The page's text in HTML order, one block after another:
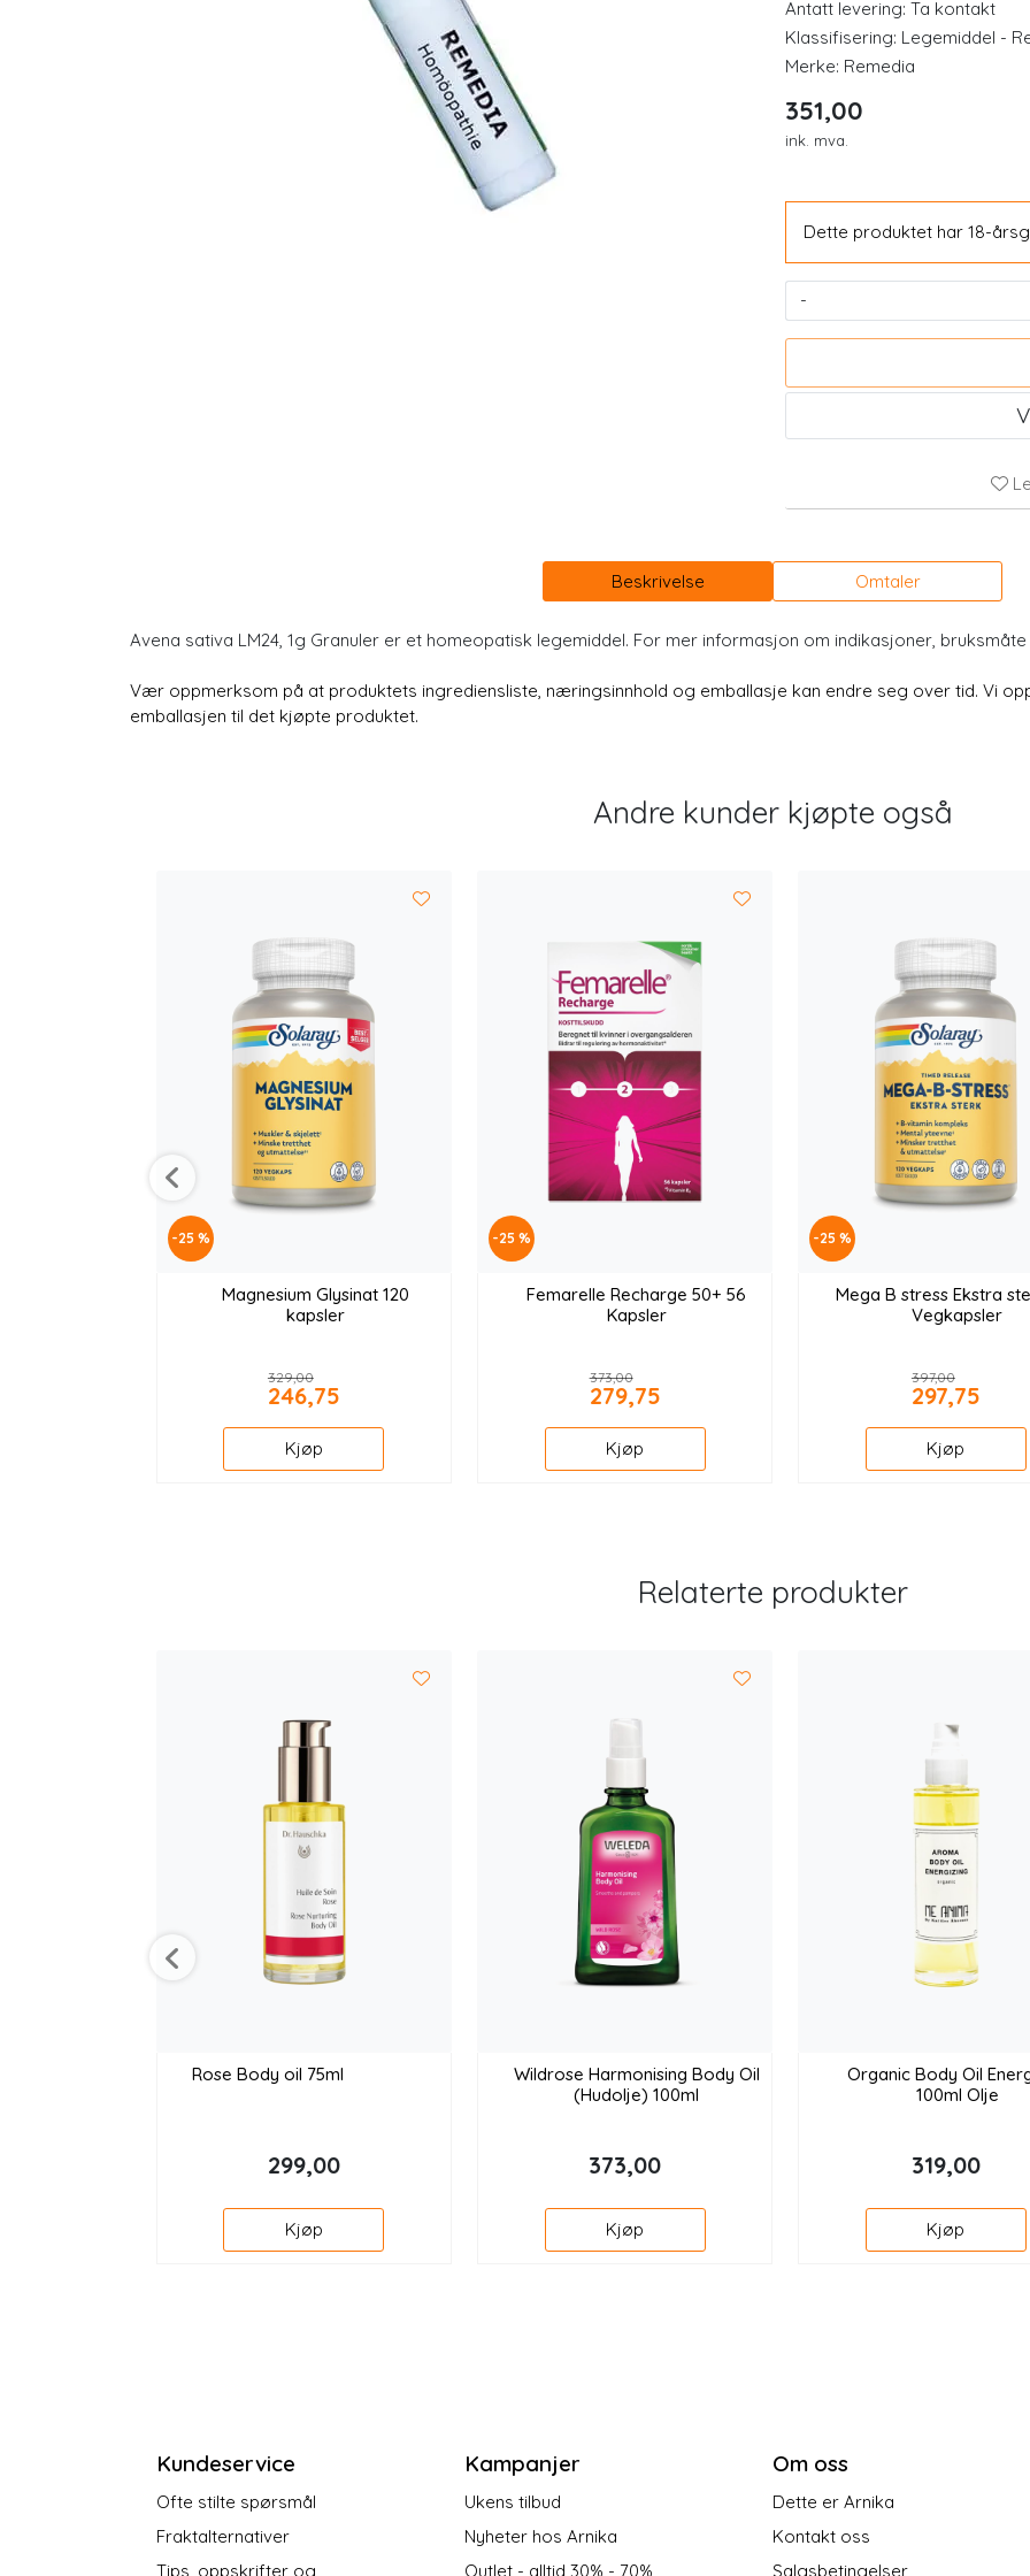
Bio Life Vitamin D3
Kjøp
Antatt levering: Ta kontakt
Klassifisering: Legemiddel -
Merke: Remedia
351,00
ink. mva.
Dette produktet har 18-
-
Beskrivelse Omtaler
Avena sativa LM24, 1g Granuler er et homeopatisk legemiddel. For mer informasjon om indikasjoner,
Vær oppmerksom på at produktets ingrediensliste, næringsinnhold og emballasje kan endre seg over tid. Vi
emballasjen til det kjøpte produktet.
Andre kunder kjøpte også
-25 %
Magnesium Glysinat 120
kapsler
329,00
246,75
Kjøp
-25 %
Femarelle Recharge 50+ 56
Kapsler
373,00
279,75
Kjøp
-25 %
Mega B stress Ekstra
Vegkapsler
397,00
297,75
Kjøp
Relaterte produkter
Rose Body oil 75ml
299,00
Kjøp
Wildrose Harmonising Body Oil
(Hudolje) 100ml
373,00
Kjøp
Organic Body Oil
100ml Olje
319,00
Kjøp
Kundeservice
Ofte stilte spørsmål
Fraktalternativer
Tips, oppskrifter og
Kampanjer
Ukens tilbud
Nyheter hos Arnika
Outlet - alltid 30% - 70%
Om oss
Dette er Arnika
Kontakt oss
Salgsbetingelser